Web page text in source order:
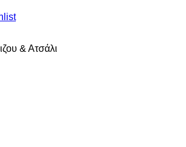
& Ατσάλι